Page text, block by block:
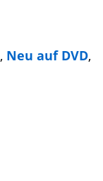
, Neu auf DVD,